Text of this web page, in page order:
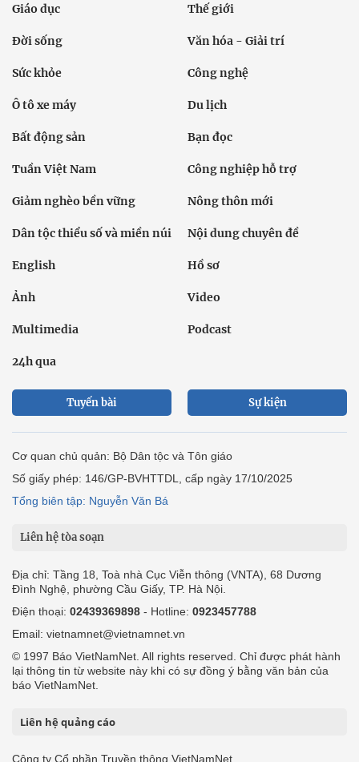
Giáo dục Thế giới
Đời sống Văn hóa - Giải trí
Sức khỏe Công nghệ
Ô tô xe máy Du lịch
Bất động sản Bạn đọc
Tuần Việt Nam Công nghiệp hỗ trợ
Giảm nghèo bền vững Nông thôn mới
Dân tộc thiểu số và miền núi Nội dung chuyên đề
English Hồ sơ
Ảnh Video
Multimedia Podcast
24h qua
Tuyến bài Sự kiện
Cơ quan chủ quản: Bộ Dân tộc và Tôn giáo
Số giấy phép: 146/GP-BVHTTDL, cấp ngày 17/10/2025
Tổng biên tập: Nguyễn Văn Bá
Liên hệ tòa soạn
Địa chỉ: Tầng 18, Toà nhà Cục Viễn thông (VNTA), 68 Dương
Đình Nghệ, phường Cầu Giấy, TP. Hà Nội.
Điện thoại: 02439369898 - Hotline: 0923457788
Email: vietnamnet@vietnamnet.vn
© 1997 Báo VietNamNet. All rights reserved. Chỉ được phát hành
lại thông tin từ website này khi có sự đồng ý bằng văn bản của
báo VietNamNet.
Liên hệ quảng cáo
Công ty Cổ phần Truyền thông VietNamNet